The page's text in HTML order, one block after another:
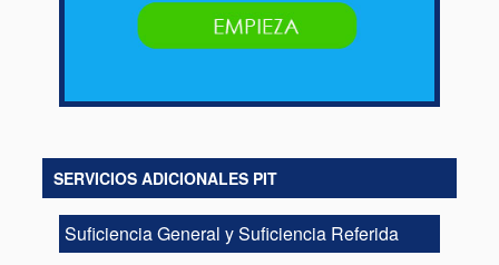
SERVICIOS ADICIONALES PIT
Suficiencia General y Suficiencia Referida